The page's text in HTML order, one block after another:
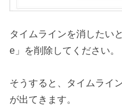
タイムラインを消したい
e」を削除してください。
そうすると、タイムライ
が出てきます。